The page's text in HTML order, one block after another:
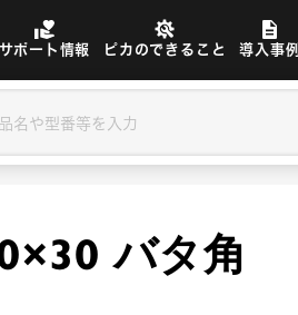
サポート情報 ピカのできること 導入事例
バタ角